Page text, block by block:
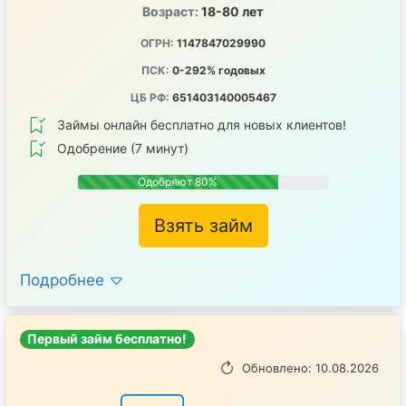
Возраст: 18-80 лет
ОГРН: 1147847029990
ПСК: 0-292% годовых
ЦБ РФ: 651403140005467
Займы онлайн бесплатно для новых клиентов!
Одобрение (7 минут)
Одобряют 80%
Взять займ
Подробнее
Первый займ бесплатно!
Обновлено: 10.08.2026